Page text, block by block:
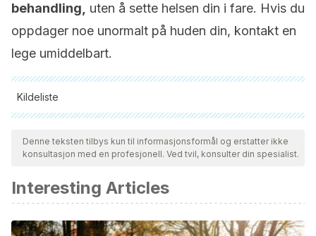
behandling,
uten å sette helsen din i fare. Hvis du
oppdager noe unormalt på huden din, kontakt en
lege umiddelbart.
Kildeliste
Alle siterte kilder ble grundig gjennomgått av teamet vårt for å
sikre deres kvalitet, pålitelighet, aktualitet og validitet.
Bibliografien i denne artikkelen ble betraktet som pålitelig og
Barba, R. R. (2011). Molusco Contagioso Revisión y
opciones de tratamiento.Archivos Médicos de
Denne teksten tilbys kun til informasjonsformål og erstatter ikke
konsultasjon med en profesjonell. Ved tvil, konsulter din spesialist.
Interesting Articles